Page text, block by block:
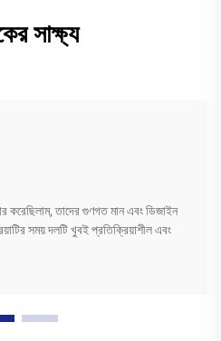
সাক্ষ্য
করেছিলাম, তাদের গুণগত মান এবং ডিজাইন
সময় দলটি খুবই প্রতিক্রিয়াশীল এবং